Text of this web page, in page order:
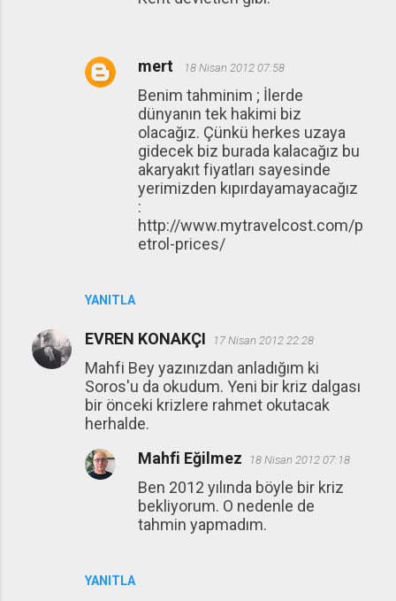
YANITLA
mert 18 Nisan 2012 07:58
Benim tahminim ; İlerde
dünyanın tek hakimi biz
olacağız. Çünkü herkes uzaya
gidecek biz burada kalacağız bu
akaryakıt fiyatları sayesinde
yerimizden kıpırdayamayacağız
:
http://www.mytravelcost.com/p
etrol-prices/
EVREN KONAKÇI 17 Nisan 2012 22:28
Mahfi Bey yazınızdan anladığım ki
Soros'u da okudum. Yeni bir kriz dalgası
bir önceki krizlere rahmet okutacak
herhalde.
YANITLA
Mahfi Eğilmez 18 Nisan 2012 07:18
Ben 2012 yılında böyle bir kriz
bekliyorum. O nedenle de
tahmin yapmadım.